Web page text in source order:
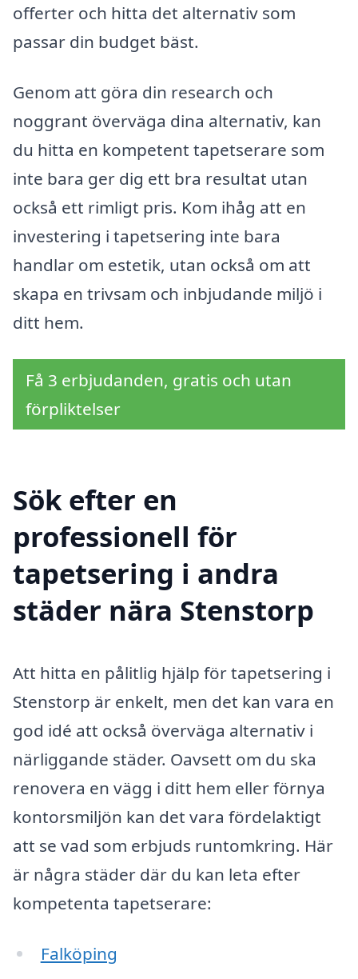
offerter och hitta det alternativ som
passar din budget bäst.
Genom att göra din research och
noggrant överväga dina alternativ, kan
du hitta en kompetent tapetserare som
inte bara ger dig ett bra resultat utan
också ett rimligt pris. Kom ihåg att en
investering i tapetsering inte bara
handlar om estetik, utan också om att
skapa en trivsam och inbjudande miljö i
ditt hem.
Få 3 erbjudanden, gratis och utan
förpliktelser
Sök efter en
professionell för
tapetsering i andra
städer nära Stenstorp
Att hitta en pålitlig hjälp för tapetsering i
Stenstorp är enkelt, men det kan vara en
god idé att också överväga alternativ i
närliggande städer. Oavsett om du ska
renovera en vägg i ditt hem eller förnya
kontorsmiljön kan det vara fördelaktigt
att se vad som erbjuds runtomkring. Här
är några städer där du kan leta efter
kompetenta tapetserare:
Falköping